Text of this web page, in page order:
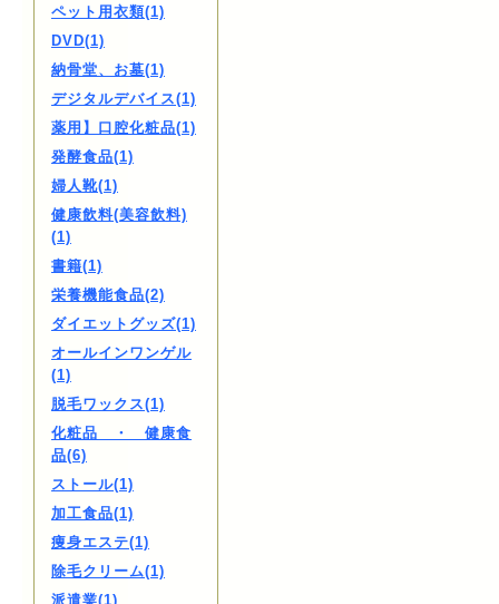
ペット用衣類(1)
DVD(1)
納骨堂、お墓(1)
デジタルデバイス(1)
薬用】口腔化粧品(1)
発酵食品(1)
婦人靴(1)
健康飲料(美容飲料)
(1)
書籍(1)
栄養機能食品(2)
ダイエットグッズ(1)
オールインワンゲル
(1)
脱毛ワックス(1)
化粧品 ・ 健康食
品(6)
ストール(1)
加工食品(1)
痩身エステ(1)
除毛クリーム(1)
派遣業(1)